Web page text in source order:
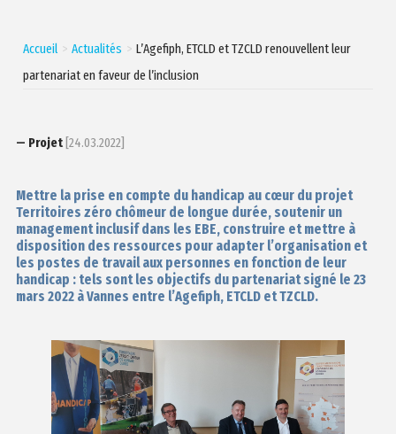
Accueil Actualités
L’Agefiph, ETCLD et TZCLD renouvellent leur
partenariat en faveur de l’inclusion
— Projet[24.03.2022]
Mettre la prise en compte du handicap au cœur du projet
Territoires zéro chômeur de longue durée, soutenir un
management inclusif dans les EBE, construire et mettre à
disposition des ressources pour adapter l’organisation et
les postes de travail aux personnes en fonction de leur
handicap : tels sont les objectifs du partenariat signé le 23
mars 2022 à Vannes entre l’Agefiph, ETCLD et TZCLD.